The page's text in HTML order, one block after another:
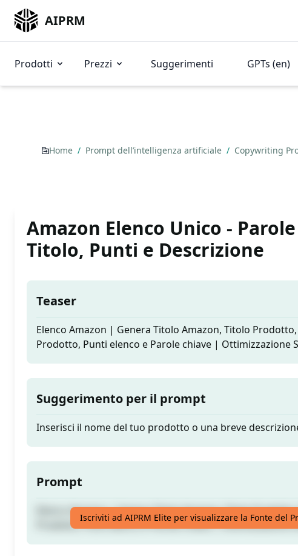
AIPRM
Prodotti Prezzi Suggerimenti GPTs (en)
Home / Prompt dell’intelligenza artificiale / Copywriting
Amazon Elenco Unico -
Titolo, Punti e Descrizione
Teaser
Elenco Amazon | Genera Titolo Amazon, Titolo
Prodotto, Punti elenco e Parole chiave | Ottimizzazione
Suggerimento per il prompt
Inserisci il nome del tuo prodotto o una breve
Prompt
Elenco Amazon | Genera Titolo Amazon, Titolo Prodotto,
Prodotto, Punti elenco e Parole chiave | Ottimizzazione
Iscriviti ad AIPRM Elite per visualizzare la Fonte del